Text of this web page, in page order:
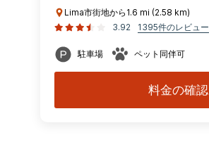
Lima市街地から1.6 mi (2.58 km)
3.92
1395件のレビュー
駐車場 ペット同伴可
料金の確認